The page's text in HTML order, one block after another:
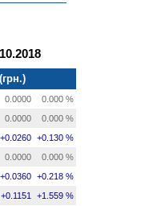
0.0000 0.000 %
0.0000 0.000 %
+0.0260 +0.130 %
0.0000 0.000 %
+0.0360 +0.218 %
+0.1151 +1.559 %